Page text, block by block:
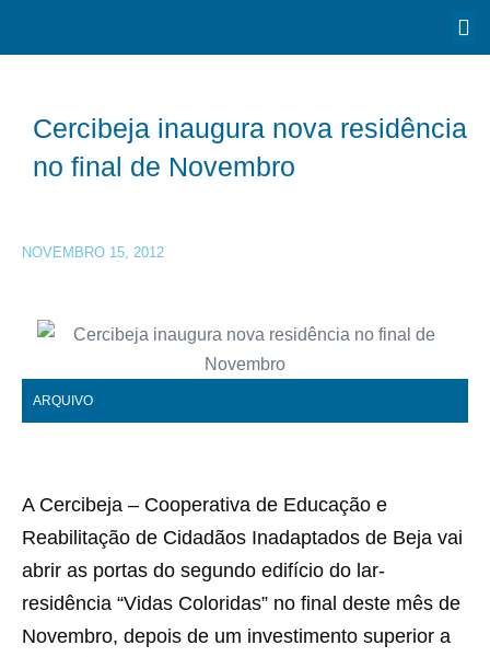
Cercibeja inaugura nova residência
no final de Novembro
NOVEMBRO 15, 2012
ARQUIVO
A Cercibeja – Cooperativa de Educação e
Reabilitação de Cidadãos Inadaptados de Beja vai
abrir as portas do segundo edifício do lar-
residência “Vidas Coloridas” no final deste mês de
Novembro, depois de um investimento superior a